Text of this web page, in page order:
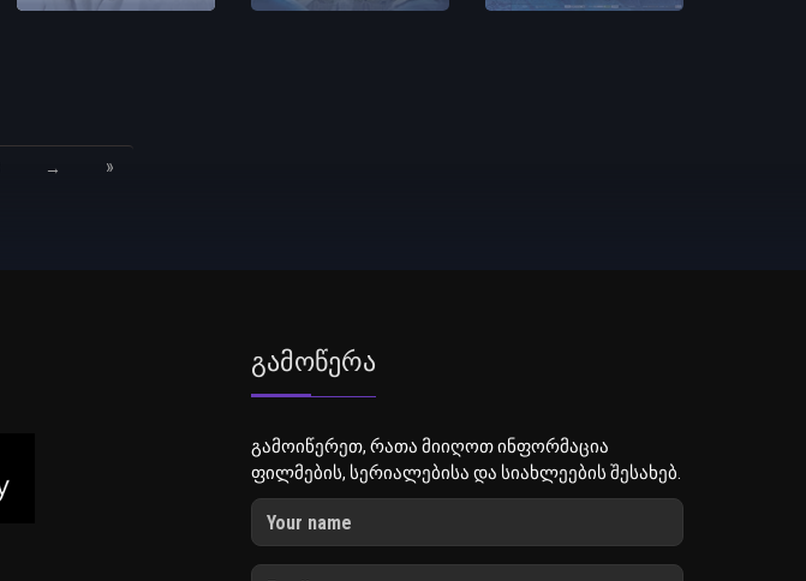
→ »
Გამოწერა
გამოიწერეთ, რათა მიიღოთ ინფორმაცია
ფილმების, სერიალებისა და სიახლეების შესახებ.